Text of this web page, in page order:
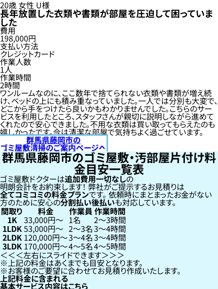
20歳女性 U様
長年放置した衣類や書類が部屋を圧迫して困っていま
した
費用
198,000円
支払い方法
クレジットカード
作業人数
1人
作業時間
2時間
ワンルームなのに、ここ数年で捨てられない衣類や書類が増え続
け、ベッドの上にも積み重なっていました。一人では分別も大変で、
どこから手をつけたら良いかもわかりませんでした。こちらのサー
ビスを利用したところ、スタッフさんが親切に説明しながら進めて
くれたので安心できました。不用な衣類は買い取ってもらえたのも
嬉しかったです。今は清潔な部屋で気持ちよく過ごせています。
群馬県藤岡市の
ゴミ屋敷清掃のご案内ページへ
群馬県藤岡市のゴミ屋敷・汚部屋片付け料
金目安一覧表
ゴミ屋敷ドクターは追加費用一切なしの
明朗会計をお約束します！弊社がご提示するお見積りは
全てコミコミの料金プランです。依頼時にまとまったお金がない
方のために安心の分割払い後払いも対応しています。
間取り 料金 作業員 作業時間
1K 33,000円〜 1名 2〜3時間
1LDK53,000円〜 2〜3名3〜4時間
2LDK 120,000円〜3〜4名3〜4時間
3LDK 170,000円〜4〜5名4〜5時間
左右にスライドできます
上記の料金はあくまでも目安となります。
お客様のご要望に合わせてお見積り作成いたします。
上記料金に含まれる
基本サービス内容はこちら